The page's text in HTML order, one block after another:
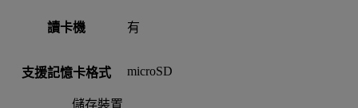
讀卡機 有
支援記憶卡格式 microSD
儲存裝置